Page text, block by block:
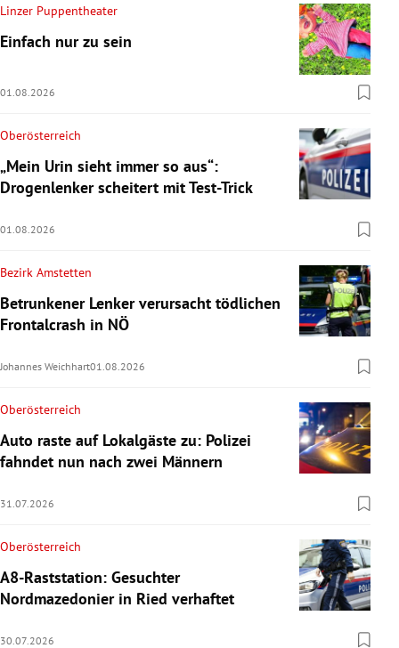
Linzer Puppentheater
Einfach nur zu sein
01.08.2026
Oberösterreich
„Mein Urin sieht immer so aus“:
Drogenlenker scheitert mit Test-Trick
01.08.2026
Bezirk Amstetten
Betrunkener Lenker verursacht tödlichen
Frontalcrash in NÖ
Johannes Weichhart01.08.2026
Oberösterreich
Auto raste auf Lokalgäste zu: Polizei
fahndet nun nach zwei Männern
31.07.2026
Oberösterreich
A8-Raststation: Gesuchter
Nordmazedonier in Ried verhaftet
30.07.2026